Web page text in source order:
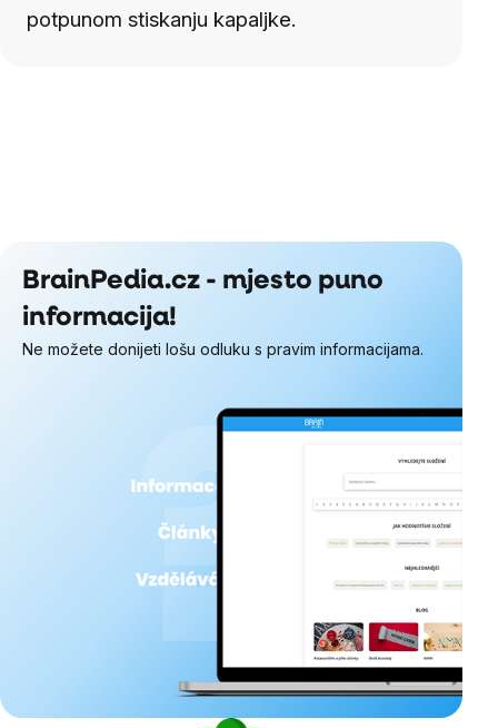
potpunom stiskanju kapaljke.
BrainPedia.cz - mjesto puno
informacija!
Ne možete donijeti lošu odluku s pravim informacijama.